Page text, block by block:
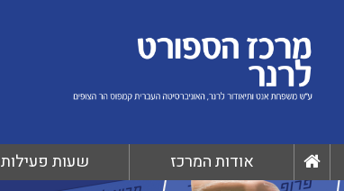
אודות המרכז שעות פעילות